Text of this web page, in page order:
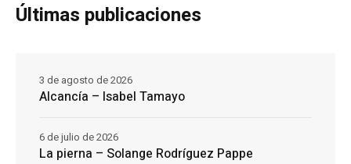
Últimas publicaciones
Alcancía – Isabel Tamayo
3 de agosto de 2026
La pierna – Solange Rodríguez Pappe
6 de julio de 2026